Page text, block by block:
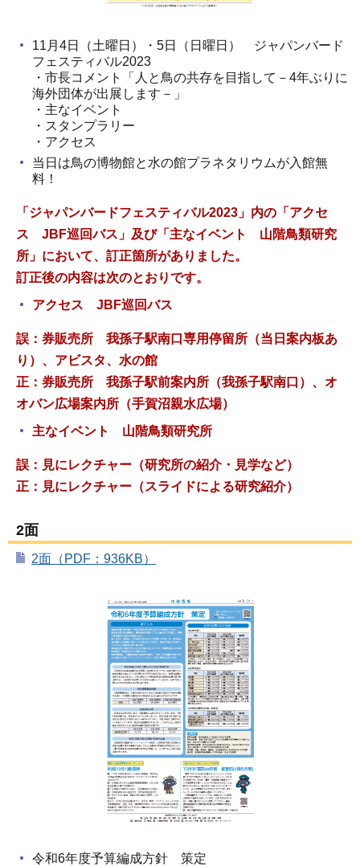
11月4日（土曜日）・5日（日曜日） ジャパンバード
フェスティバル2023
・市長コメント「人と鳥の共存を目指して－4年ぶりに
海外団体が出展します－」
・主なイベント
・スタンプラリー
・アクセス
当日は鳥の博物館と水の館プラネタリウムが入館無
料！
「ジャパンバードフェスティバル2023」内の「アクセ
ス
JBF巡回バス」及び「主なイベント
山階鳥類研究
所」において、訂正箇所がありました。
訂正後の内容は次のとおりです。
アクセス JBF巡回バス
誤：券販売所
我孫子駅南口専用停留所（当日案内板あ
り）、アビスタ、水の館
正：券販売所
我孫子駅前案内所（我孫子駅南口）、オ
オバン広場案内所（手賀沼親水広場）
主なイベント 山階鳥類研究所
誤：見にレクチャー（研究所の紹介・見学など）
正：見にレクチャー（スライドによる研究紹介）
2面
2面（PDF：936KB）
令和6年度予算編成方針 策定